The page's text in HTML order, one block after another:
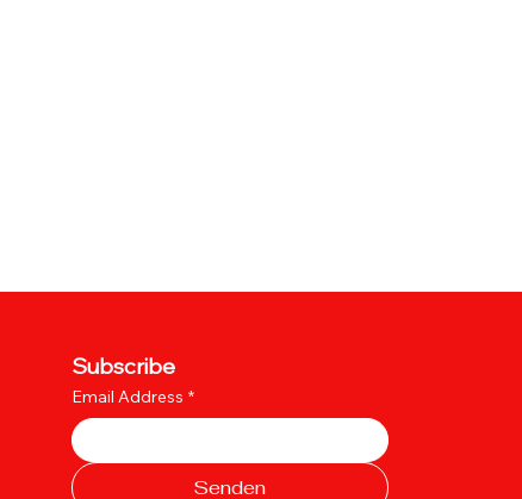
Subscribe
Email Address *
Senden